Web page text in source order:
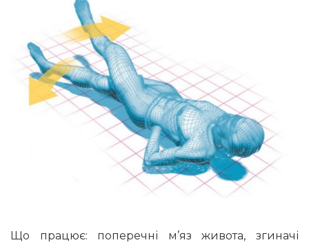
Що працює: поперечні м’яз живота, згиначі